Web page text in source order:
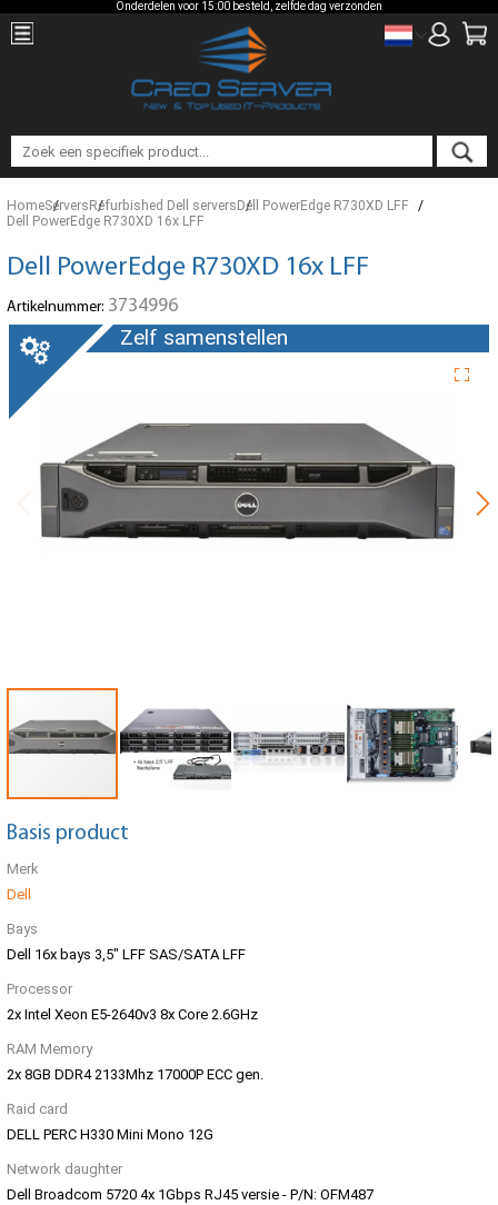
Onderdelen voor 15:00 besteld, zelfde dag verzonden
HomeServersRefurbished Dell serversDell PowerEdge R730XD LFF
Dell PowerEdge R730XD 16x LFF
Dell PowerEdge R730XD 16x LFF
Artikelnummer: 3734996
Zelf samenstellen
Basis product
Merk
Dell
Bays
Dell 16x bays 3,5" LFF SAS/SATA LFF
Processor
2x Intel Xeon E5-2640v3 8x Core 2.6GHz
RAM Memory
2x 8GB DDR4 2133Mhz 17000P ECC gen.
Raid card
DELL PERC H330 Mini Mono 12G
Network daughter
Dell Broadcom 5720 4x 1Gbps RJ45 versie - P/N: OFM487